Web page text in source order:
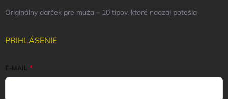
Originálny darček pre muža – 10 tipov, ktoré naozaj potešia
PRIHLÁSENIE
E-MAIL